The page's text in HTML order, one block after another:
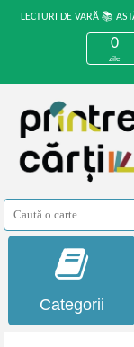
LECTURI DE VARĂ 📚
0
zile
Categorii